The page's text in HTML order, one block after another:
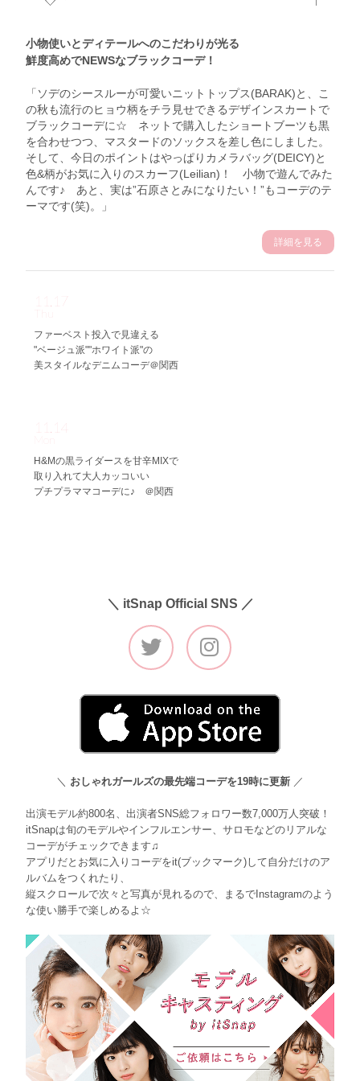
小物使いとディテールへのこだわりが光る
鮮度高めでNEWSなブラックコーデ！
「ソデのシースルーが可愛いニットトップス(BARAK)と、こ
の秋も流行のヒョウ柄をチラ見せできるデザインスカートで
ブラックコーデに☆ ネットで購入したショートブーツも黒
を合わせつつ、マスタードのソックスを差し色にしました。
そして、今日のポイントはやっぱりカメラバッグ(DEICY)と
色&柄がお気に入りのスカーフ(Leilian)！ 小物で遊んでみた
んです♪ あと、実は”石原さとみになりたい！”もコーデのテ
ーマです(笑)。」
詳細を見る
ファーベスト投入で見違える
"ベージュ派""ホワイト派"の
美スタイルなデニムコーデ＠関西
11.14
H&Mの黒ライダースを甘辛MIXで
取り入れて大人カッコいい
プチプラママコーデに♪ ＠関西
＼ itSnap Official SNS ／
＼ おしゃれガールズの最先端コーデを19時に更新 ／
出演モデル約800名、出演者SNS総フォロワー数7,000万人突破！
itSnapは旬のモデルやインフルエンサー、サロモなどのリアルな
コーデがチェックできます♫
アプリだとお気に入りコーデをit(ブックマーク)して自分だけのア
ルバムをつくれたり、
縦スクロールで次々と写真が見れるので、まるでInstagramのよう
な使い勝手で楽しめるよ☆